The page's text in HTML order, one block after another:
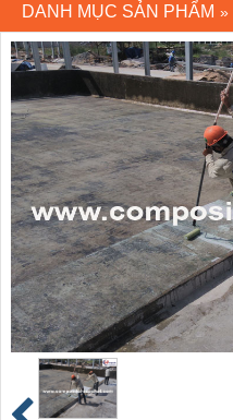
DANH MỤC SẢN PHẨM »